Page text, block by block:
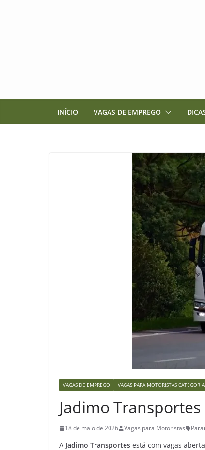
INÍCIO VAGAS DE EMPREGO
VAGAS DE EMPREGO VAGAS PARA MOTORISTAS
Jadimo
18 de maio de 2026 Vagas para Motoristas
A Jadimo Transportes está com vagas